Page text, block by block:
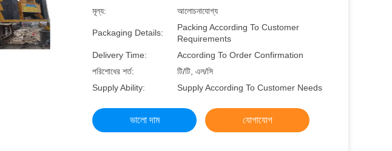
মূল্য: আলোচনাযোগ্য
Packaging Details:
Packing According To Customer
Requirements
Delivery Time:
According To Order Confirmation
পরিশোধের শর্ত:
টি/টি, এল/সি
Supply Ability:
Supply According To Customer Needs
ভালো দাম যোগাযোগ